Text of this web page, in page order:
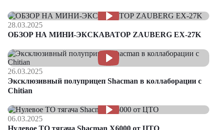
28.03.2025
ОБЗОР НА МИНИ-ЭКСКАВАТОР ZAUBERG EX-27K
26.03.2025
Эксклюзивный полуприцеп Shacman в коллаборации с
Chitian
06.03.2025
Нулевое ТО тягача Shacman Х6000 от ЦТО